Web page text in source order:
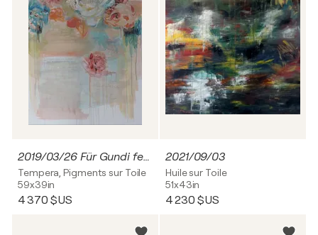
2019/03/26 Für Gundi fehlst
Tempera, Pigments sur Toile
59x39in
4 370 $US
2021/09/03
Huile sur Toile
51x43in
4 230 $US